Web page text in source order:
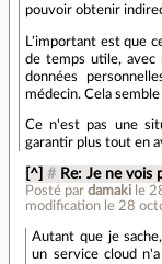
pouvoir obtenir
L'important est que
de temps utile, avec
données
médecin. Cela
Ce n'est pas une
garantir plus tout en
[^] # Re: Je ne vois
Posté pardamaki le
modification le 28
Autant que je
un service cloud